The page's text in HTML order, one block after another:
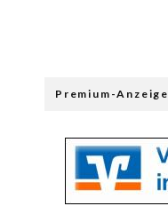
Premium-Anzeige